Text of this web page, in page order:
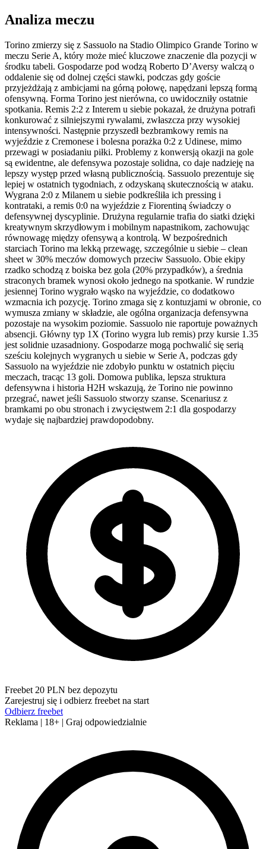
Analiza meczu
Torino zmierzy się z Sassuolo na Stadio Olimpico Grande Torino w
meczu Serie A, który może mieć kluczowe znaczenie dla pozycji w
środku tabeli. Gospodarze pod wodzą Roberto D’Aversy walczą o
oddalenie się od dolnej części stawki, podczas gdy goście
przyjeżdżają z ambicjami na górną połowę, napędzani lepszą formą
ofensywną. Forma Torino jest nierówna, co uwidoczniły ostatnie
spotkania. Remis 2:2 z Interem u siebie pokazał, że drużyna potrafi
konkurować z silniejszymi rywalami, zwłaszcza przy wysokiej
intensywności. Następnie przyszedł bezbramkowy remis na
wyjeździe z Cremonese i bolesna porażka 0:2 z Udinese, mimo
przewagi w posiadaniu piłki. Problemy z konwersją okazji na gole
są ewidentne, ale defensywa pozostaje solidna, co daje nadzieję na
lepszy występ przed własną publicznością. Sassuolo prezentuje się
lepiej w ostatnich tygodniach, z odzyskaną skutecznością w ataku.
Wygrana 2:0 z Milanem u siebie podkreśliła ich pressing i
kontrataki, a remis 0:0 na wyjeździe z Fiorentiną świadczy o
defensywnej dyscyplinie. Drużyna regularnie trafia do siatki dzięki
kreatywnym skrzydłowym i mobilnym napastnikom, zachowując
równowagę między ofensywą a kontrolą. W bezpośrednich
starciach Torino ma lekką przewagę, szczególnie u siebie – clean
sheet w 30% meczów domowych przeciw Sassuolo. Obie ekipy
rzadko schodzą z boiska bez gola (20% przypadków), a średnia
straconych bramek wynosi około jednego na spotkanie. W rundzie
jesiennej Torino wygrało wąsko na wyjeździe, co dodatkowo
wzmacnia ich pozycję. Torino zmaga się z kontuzjami w obronie, co
wymusza zmiany w składzie, ale ogólna organizacja defensywna
pozostaje na wysokim poziomie. Sassuolo nie raportuje poważnych
absencji. Główny typ 1X (Torino wygra lub remis) przy kursie 1.35
jest solidnie uzasadniony. Gospodarze mogą pochwalić się serią
sześciu kolejnych wygranych u siebie w Serie A, podczas gdy
Sassuolo na wyjeździe nie zdobyło punktu w ostatnich pięciu
meczach, tracąc 13 goli. Domowa publika, lepsza struktura
defensywna i historia H2H wskazują, że Torino nie powinno
przegrać, nawet jeśli Sassuolo stworzy szanse. Scenariusz z
bramkami po obu stronach i zwycięstwem 2:1 dla gospodarzy
wydaje się najbardziej prawdopodobny.
Freebet 20 PLN bez depozytu
Zarejestruj się i odbierz freebet na start
Odbierz freebet
Reklama | 18+ | Graj odpowiedzialnie